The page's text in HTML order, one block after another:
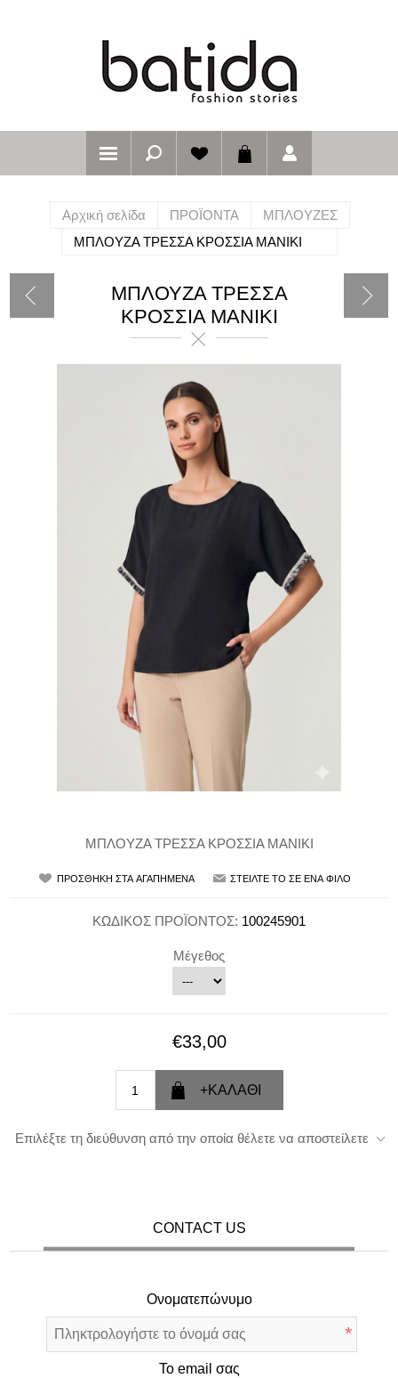
Αρχική σελίδα ΠΡΟΪΟΝΤΑ
ΜΠΛΟΥΖΕΣ
ΜΠΛΟΥΖΑ ΤΡΕΣΣΑ ΚΡΟΣΣΙΑ ΜΑΝΙΚΙ
ΜΠΛΟΥΖΑ ΤΡΕΣΣΑ
ΚΡΟΣΣΙΑ ΜΑΝΙΚΙ
ΜΠΛΟΥΖΑ ΤΡΕΣΣΑ ΚΡΟΣΣΙΑ ΜΑΝΙΚΙ
ΚΩΔΙΚΟΣ ΠΡΟΪΟΝΤΟΣ: 100245901
Μέγεθος
€33,00
Επιλέξτε τη διεύθυνση από την οποία θέλετε να αποστείλετε
CONTACT US
Ονοματεπώνυμο
*
Το email σας